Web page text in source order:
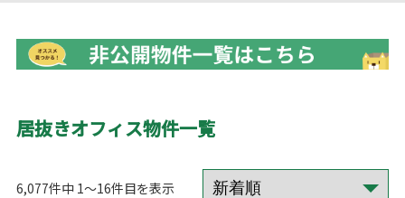
居抜きオフィス物件一覧
6,077件中 1～16件目を表示